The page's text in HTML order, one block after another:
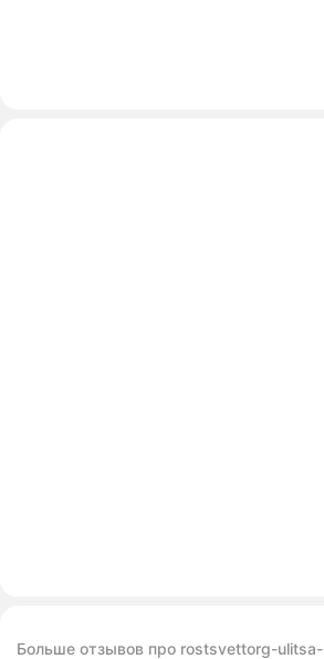
Больше отзывов про rostsvettorg-ulitsa-